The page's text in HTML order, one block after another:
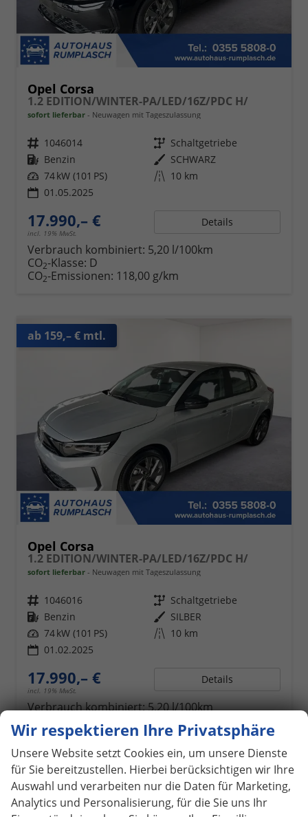
Opel Corsa
1.2 EDITION/WINTER-PA/LED/16Z/PDC H/
sofort lieferbar Neuwagen mit Tageszulassung
Fahrzeugnr. 1046014 Getriebe Schaltgetriebe
Kraftstoff Benzin Außenfarbe SCHWARZ
Leistung 74 kW (101 PS) Kilometerstand 10 km
01.05.2025
17.990,– €
incl. 19% MwSt.
Details
Verbrauch kombiniert: 5,20 l/100km
CO2-Klasse: D
CO2-Emissionen: 118,00 g/km
ab 159,– € mtl.
Opel Corsa
1.2 EDITION/WINTER-PA/LED/16Z/PDC H/
sofort lieferbar Neuwagen mit Tageszulassung
Fahrzeugnr. 1046016 Getriebe Schaltgetriebe
Kraftstoff Benzin Außenfarbe SILBER
Leistung 74 kW (101 PS) Kilometerstand 10 km
01.02.2025
17.990,– €
incl. 19% MwSt.
Details
Verbrauch kombiniert:5,20 l/100km
CO2 -Emissionen:118,00 g/km
ab 159,– € mtl.
Wir respektieren Ihre Privatsphäre
Unsere Website setzt Cookies ein, um unsere Dienste
für Sie bereitzustellen. Hierbei berücksichtigen wir Ihre
Auswahl und verarbeiten nur die Daten für Marketing,
Analytics und Personalisierung, für die Sie uns Ihr